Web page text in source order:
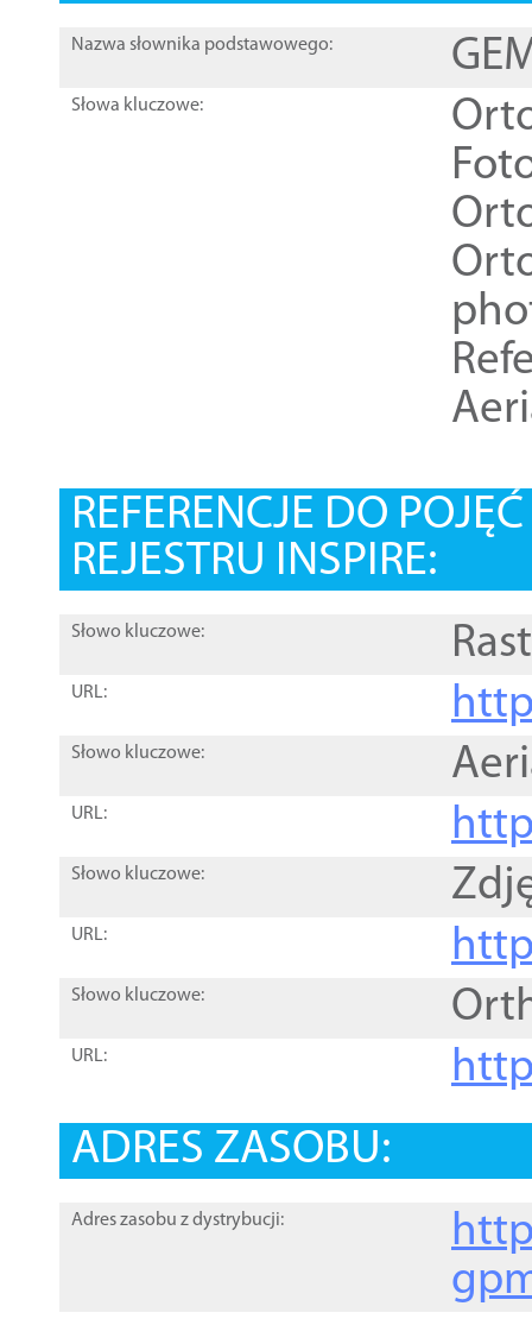
Nazwa słownika podstawowego:
Słowa kluczowe:
REFERENCJE DO
REJESTRU INSPIRE:
Słowo kluczowe:
URL:
Słowo kluczowe:
URL:
Słowo kluczowe:
URL:
Słowo kluczowe:
URL:
ADRES ZASOBU:
Adres zasobu z dystrybucji: